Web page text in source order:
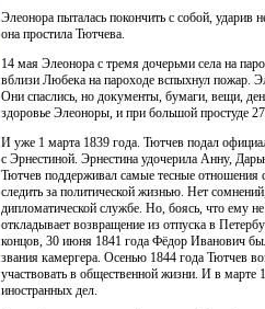
Элеонора пыталась покончить с собой, ударив
она простила Тютчева.
14 мая Элеонора с тремя дочерьми села на
вблизи Любека на пароходе вспыхнул пожар.
Они спаслись, но документы, бумаги, вещи,
здоровье Элеоноры, и при большой простуде
И уже 1 марта 1839 года. Тютчев подал
с Эрнестиной. Эрнестина удочерила Анну,
Тютчев поддерживал самые тесные отношения
следить за политической жизнью. Нет
дипломатической службе. Но, боясь, что ему
откладывает возвращение из отпуска в
концов, 30 июня 1841 года Фёдор Иванович
звания камергера. Осенью 1844 года Тютчев
участвовать в общественной жизни. И в марте
иностранных дел.